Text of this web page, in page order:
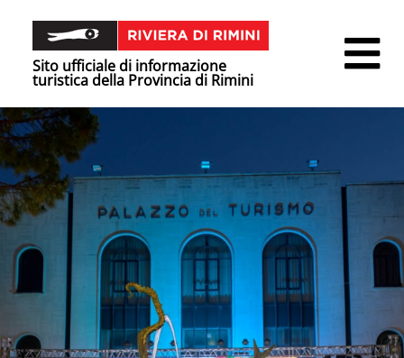
Sito ufficiale di informazione
turistica della Provincia di Rimini